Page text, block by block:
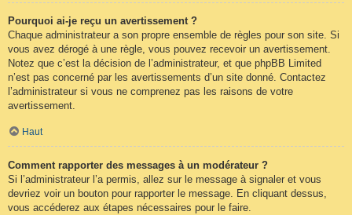
Pourquoi ai-je reçu un avertissement ?
Chaque administrateur a son propre ensemble de règles pour son site. Si
vous avez dérogé à une règle, vous pouvez recevoir un avertissement.
Notez que c’est la décision de l’administrateur, et que phpBB Limited
n’est pas concerné par les avertissements d’un site donné. Contactez
l’administrateur si vous ne comprenez pas les raisons de votre
avertissement.
Haut
Comment rapporter des messages à un modérateur ?
Si l’administrateur l’a permis, allez sur le message à signaler et vous
devriez voir un bouton pour rapporter le message. En cliquant dessus,
vous accéderez aux étapes nécessaires pour le faire.